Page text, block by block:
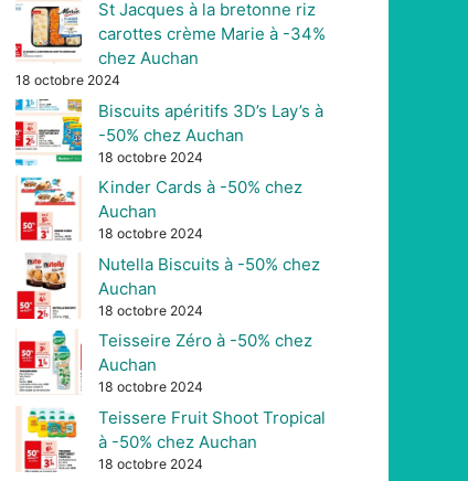
St Jacques à la bretonne riz
carottes crème Marie à -34%
chez Auchan
18 octobre 2024
Biscuits apéritifs 3D’s Lay’s à
-50% chez Auchan
18 octobre 2024
Kinder Cards à -50% chez
Auchan
18 octobre 2024
Nutella Biscuits à -50% chez
Auchan
18 octobre 2024
Teisseire Zéro à -50% chez
Auchan
18 octobre 2024
Teissere Fruit Shoot Tropical
à -50% chez Auchan
18 octobre 2024